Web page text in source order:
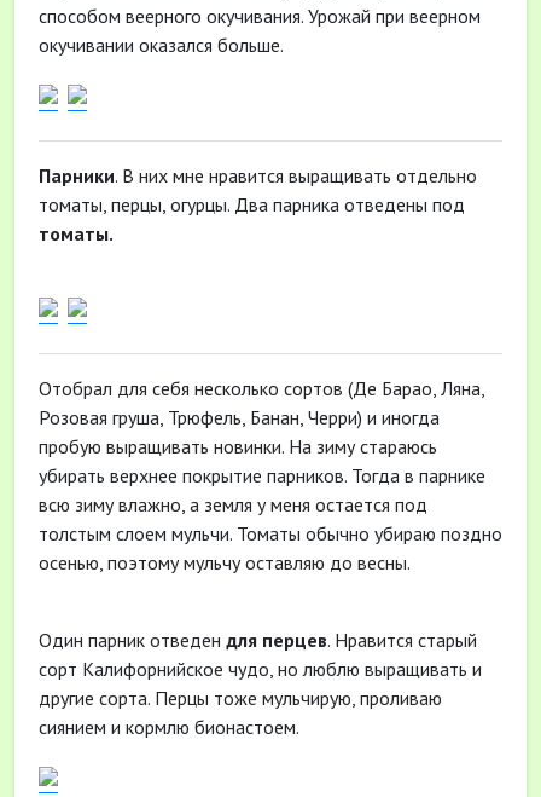
способом веерного окучивания. Урожай при веерном
окучивании оказался больше.
Парники. В них мне нравится выращивать отдельно
томаты, перцы, огурцы. Два парника отведены под
томаты.
Отобрал для себя несколько сортов (Де Барао, Ляна,
Розовая груша, Трюфель, Банан, Черри) и иногда
пробую выращивать новинки. На зиму стараюсь
убирать верхнее покрытие парников. Тогда в парнике
всю зиму влажно, а земля у меня остается под
толстым слоем мульчи. Томаты обычно убираю поздно
осенью, поэтому мульчу оставляю до весны.
Один парник отведен для перцев. Нравится старый
сорт Калифорнийское чудо, но люблю выращивать и
другие сорта. Перцы тоже мульчирую, проливаю
сиянием и кормлю бионастоем.